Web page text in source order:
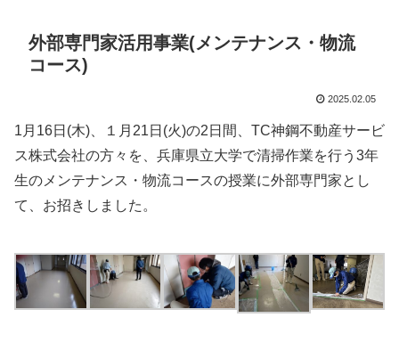
外部専門家活用事業(メンテナンス・物流
コース)
2025.02.05
1月16日(木)、１月21日(火)の2日間、TC神鋼不動産サービ
ス株式会社の方々を、兵庫県立大学で清掃作業を行う3年
生のメンテナンス・物流コースの授業に外部専門家とし
て、お招きしました。